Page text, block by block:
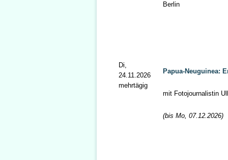
Berlin
Di,
24.11.2026
mehrtägig
Papua-Neuguinea:
mit Fotojournalistin
(bis Mo, 07.12.2026)